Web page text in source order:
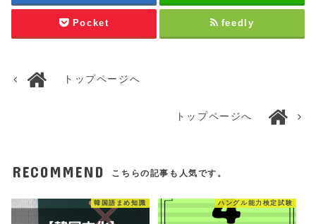
Pocket feedly
トップページへ
トップページへ
RECOMMEND こちらの記事も人気です。
韓国語まめ知識 ハングル能力検定試験